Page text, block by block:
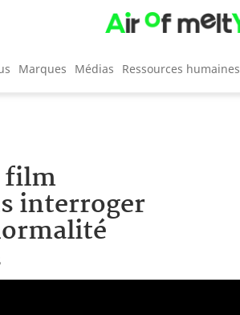
Marques Médias Ressources humaines
film
interroger